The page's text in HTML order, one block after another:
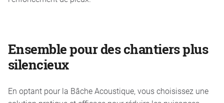
Ensemble pour des chantiers plus
silencieux
En optant pour la Bâche Acoustique, vous choisissez une